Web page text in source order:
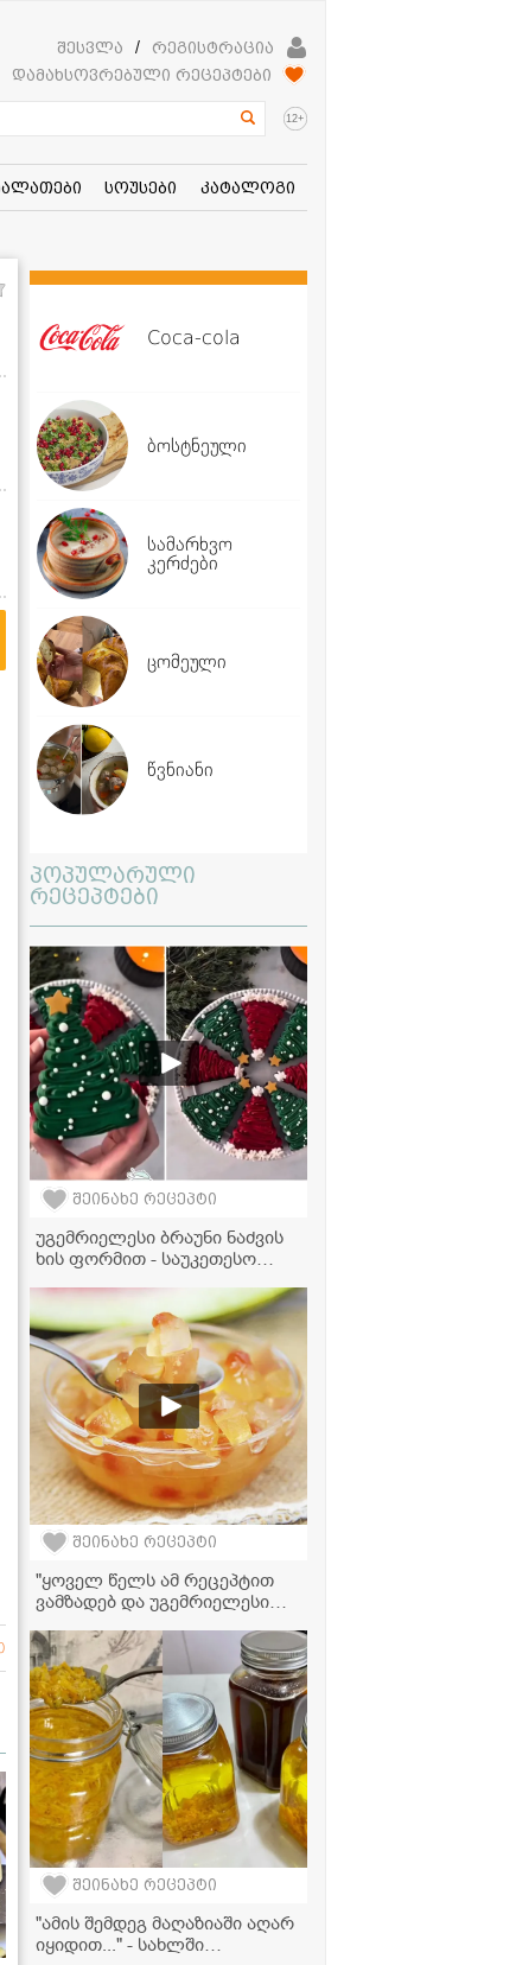
შესვლა /
რეგისტრაცია
დამახსოვრებული რეცეპტები
12+
სოუსები კატალოგი
Coca-cola
ბოსტნეული
სამარხვო
კერძები
ცომეული
წვნიანი
პოპულარული
რეცეპტები
შეინახე რეცეპტი
უგემრიელესი ბრაუნი ნაძვის
ხის ფორმით - საუკეთესო
გასაფორმებლად
შეინახე რეცეპტი
"ყოველ წელს ამ რეცეპტით
ვამზადებ და უგემრიელესი
მურაბის ვიდეორეცეტპი
შეინახე რეცეპტი
"ამის შემდეგ მაღაზიაში აღარ
იყიდით..." - სახლში